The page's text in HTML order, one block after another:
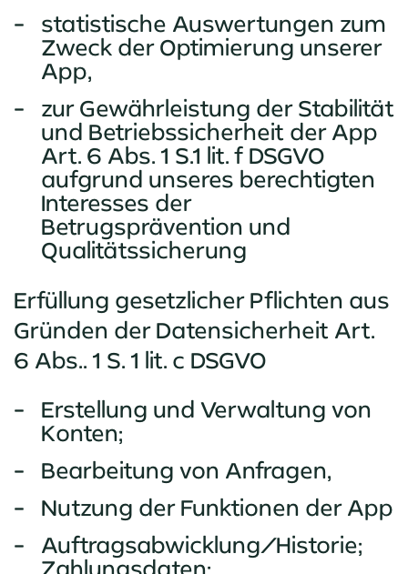
statistische Auswertungen zum
Zweck der Optimierung unserer
App,
zur Gewährleistung der Stabilität
und Betriebssicherheit der App
Art. 6 Abs. 1 S.1 lit. f DSGVO
aufgrund unseres berechtigten
Interesses der
Betrugsprävention und
Qualitätssicherung
Erfüllung gesetzlicher Pflichten aus
Gründen der Datensicherheit Art.
6 Abs.. 1 S. 1 lit. c DSGVO
Erstellung und Verwaltung von
Konten;
Bearbeitung von Anfragen,
Nutzung der Funktionen der App
Auftragsabwicklung/Historie;
Zahlungsdaten;